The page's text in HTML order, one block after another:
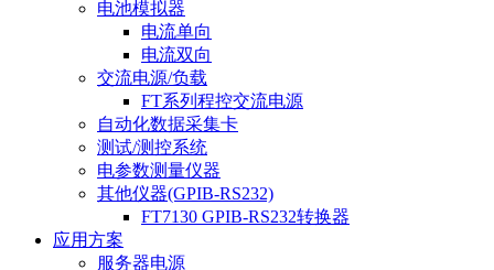
电池模拟器
电流单向
电流双向
交流电源/负载
FT系列程控交流电源
自动化数据采集卡
测试/测控系统
电参数测量仪器
其他仪器(GPIB-RS232)
FT7130 GPIB-RS232转换器
应用方案
服务器电源